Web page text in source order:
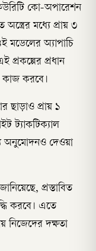
কো-অপারেশন
মধ্যে প্রায় ৩
মডেলের অ্যাপাচি
প্রকল্পের প্রধান
কাজ করবে।
ছাড়াও প্রায় ১
ট্যাকটিক্যাল
অনুমোদনও দেওয়া
প্রস্তাবিত
করবে। এতে
নিজেদের দক্ষতা